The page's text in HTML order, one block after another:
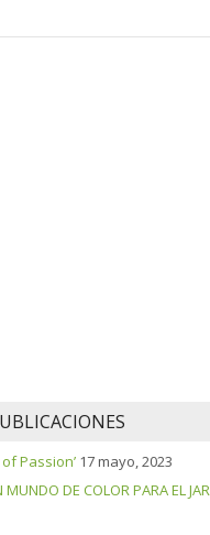
Passion’ 17 mayo, 2023
MUNDO DE COLOR PARA EL